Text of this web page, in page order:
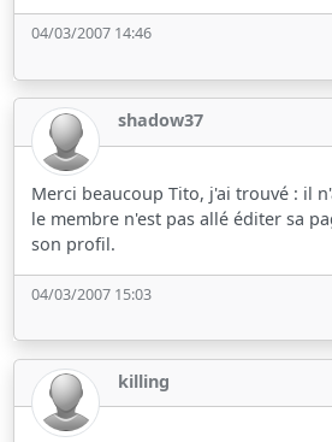
04/03/2007 14:46
shadow37
Merci beaucoup Tito, j'ai trouvé : il
le membre n'est pas allé éditer sa
son profil.
04/03/2007 15:03
killing